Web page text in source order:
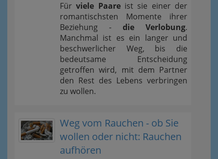
Fürviele Paareist sie einer der
romantischsten Momente ihrer
Beziehung - die Verlobung.
Manchmal ist es ein langer und
beschwerlicher Weg, bis die
bedeutsame Entscheidung
getroffen wird, mit dem Partner
den Rest des Lebens verbringen
zu wollen.
Weg vom Rauchen - ob Sie
wollen oder nicht: Rauchen
aufhören